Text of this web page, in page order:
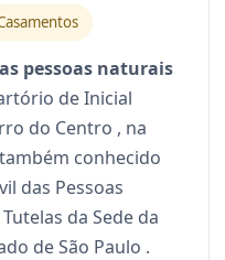
pessoas naturais
de Inicial
do Centro , na
conhecido
das Pessoas
da Sede da
de São Paulo .